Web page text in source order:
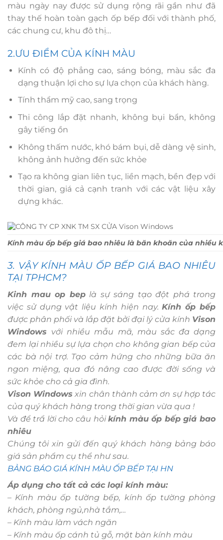
màu ngày nay được sử dụng rộng rãi gần như đã
thay thế hoàn toàn gạch ốp bếp đối với thành phố,
các chung cư, khu đô thị…
2.ƯU ĐIỂM CỦA KÍNH MÀU
Kính có độ phẳng cao, sáng bóng, màu sắc đa
dạng thuận lợi cho sự lựa chọn của khách hàng.
Tính thẩm mỹ cao, sang trọng
Thi công lắp đặt nhanh, không bụi bẩn, không
gây tiếng ồn
Không thấm nước, khó bám bụi, dễ dàng vệ sinh,
không ảnh hưởng đến sức khỏe
Tạo ra không gian liên tục, liền mạch, bền đẹp với
thời gian, giá cả cạnh tranh với các vật liệu xây
dựng khác.
Kính màu ốp bếp giá bao nhiêu là băn khoăn của nhiều
3. VẬY KÍNH MÀU ỐP BẾP GIÁ BAO NHIÊU
TẠI TPHCM?
Kinh mau op beplà sự sáng tạo đột phá trong
việc sử dụng vật liệu kính hiện nay.Kính ốp bếp
được phân phối và lắp đặt bởi đại lý cửa kính Vison
Windows với nhiều mẫu mã, màu sắc đa dạng
đem lại nhiều sự lựa chọn cho không gian bếp của
các bà nội trợ. Tạo cảm hứng cho những bữa ăn
ngon miệng, qua đó nâng cao được đời sống và
sức khỏe cho cả gia đình.
Vison Windows xin chân thành cảm ơn sự hợp tác
của quý khách hàng trong thời gian vừa qua !
Và để trẩ lời cho câu hỏikính màu ốp bếp giá bao
nhiêu
Chúng tôi xin gửi đến quý khách hàng bảng báo
giá sản phẩm cụ thể như sau.
BẢNG BÁO GIÁ KÍNH MÀU ỐP BẾP TẠI HN
Áp dụng cho tất cả các loại kính màu:
– Kính màu ốp tường bếp, kính ốp tường phòng
khách, phòng ngủ,nhà tắm,…
– Kính màu làm vách ngăn
– Kính màu ốp cánh tủ gỗ, mặt bàn kính màu